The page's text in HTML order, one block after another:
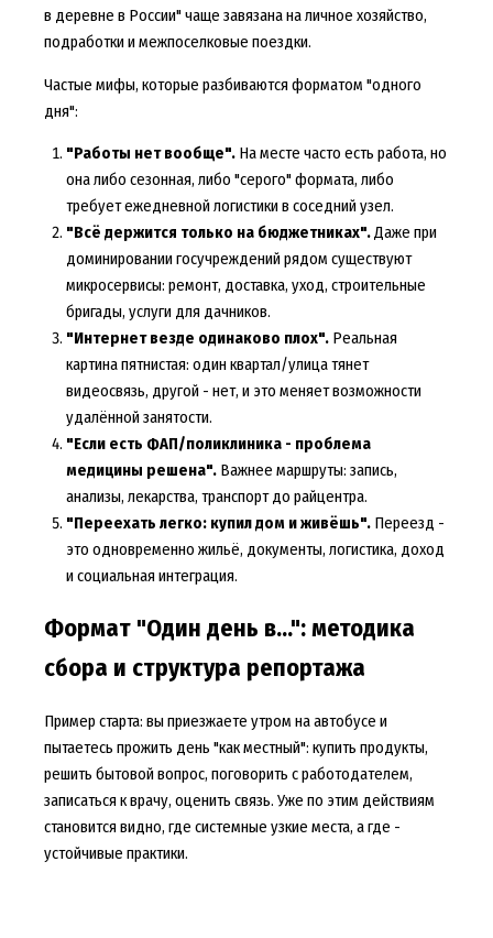
в деревне в России" чаще завязана на личное хозяйство,
подработки и межпоселковые поездки.
Частые мифы, которые разбиваются форматом "одного
дня":
"Работы нет вообще".На месте часто есть работа, но
она либо сезонная, либо "серого" формата, либо
требует ежедневной логистики в соседний узел.
"Всё держится только на бюджетниках".Даже при
доминировании госучреждений рядом существуют
микросервисы: ремонт, доставка, уход, строительные
бригады, услуги для дачников.
"Интернет везде одинаково плох".Реальная
картина пятнистая: один квартал/улица тянет
видеосвязь, другой - нет, и это меняет возможности
удалённой занятости.
"Если есть ФАП/поликлиника - проблема
медицины решена".Важнее маршруты: запись,
анализы, лекарства, транспорт до райцентра.
"Переехать легко: купил дом и живёшь".Переезд -
это одновременно жильё, документы, логистика, доход
и социальная интеграция.
Формат "Один день в...": методика
сбора и структура репортажа
Пример старта: вы приезжаете утром на автобусе и
пытаетесь прожить день "как местный": купить продукты,
решить бытовой вопрос, поговорить с работодателем,
записаться к врачу, оценить связь. Уже по этим действиям
становится видно, где системные узкие места, а где -
устойчивые практики.